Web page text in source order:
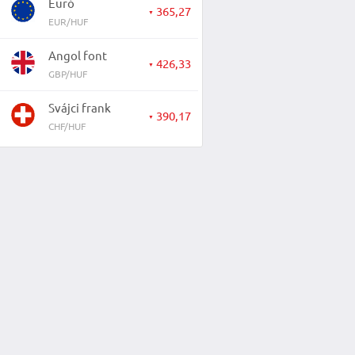
EUR/HUF
▼ 365,27
Angol font
GBP/HUF
▼ 426,33
Svájci frank
CHF/HUF
▼ 390,17